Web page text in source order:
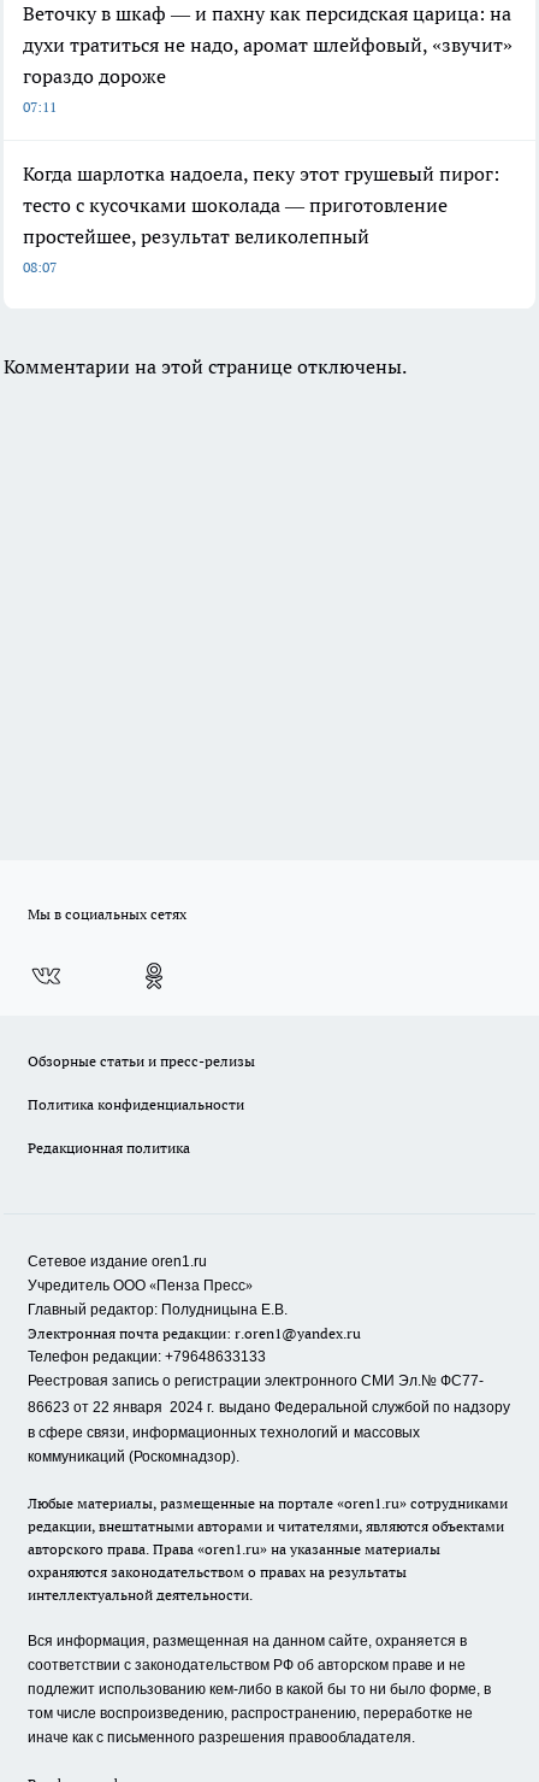
Веточку в шкаф — и пахну как персидская царица: на
духи тратиться не надо, аромат шлейфовый, «звучит»
гораздо дороже
07:11
Когда шарлотка надоела, пеку этот грушевый пирог:
тесто с кусочками шоколада — приготовление
простейшее, результат великолепный
08:07
Комментарии на этой странице отключены.
Мы в социальных сетях
Обзорные статьи и пресс-релизы
Политика конфиденциальности
Редакционная политика
Сетевое издание oren1.ru
Учредитель ООО «Пенза Пресс»
Главный редактор: Полудницына Е.В.
Электронная почта редакции: r.oren1@yandex.ru
Телефон редакции: +79648633133
Реестровая запись о регистрации электронного СМИ Эл.№ ФС77-
86623 от 22 января 2024 г. выдано Федеральной службой по надзору
в сфере связи, информационных технологий и массовых
коммуникаций (Роскомнадзор).
Любые материалы, размещенные на портале «oren1.ru» сотрудниками
редакции, внештатными авторами и читателями, являются объектами
авторского права. Права «oren1.ru» на указанные материалы
охраняются законодательством о правах на результаты
интеллектуальной деятельности.
Вся информация, размещенная на данном сайте, охраняется в
соответствии с законодательством РФ об авторском праве и не
подлежит использованию кем-либо в какой бы то ни было форме, в
том числе воспроизведению, распространению, переработке не
иначе как с письменного разрешения правообладателя.